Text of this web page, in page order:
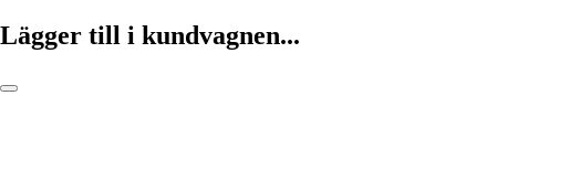
Lägger till i kundvagnen...